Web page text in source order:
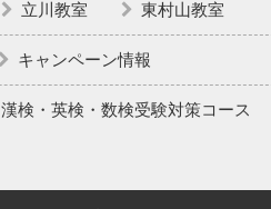
立川教室 東村山教室
キャンペーン情報
漢検・英検・数検受験対策コース